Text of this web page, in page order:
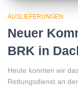
AUSLIEFERUNGEN
Neuer
BRK in
Heute konnten wir
Rettungsdienst an